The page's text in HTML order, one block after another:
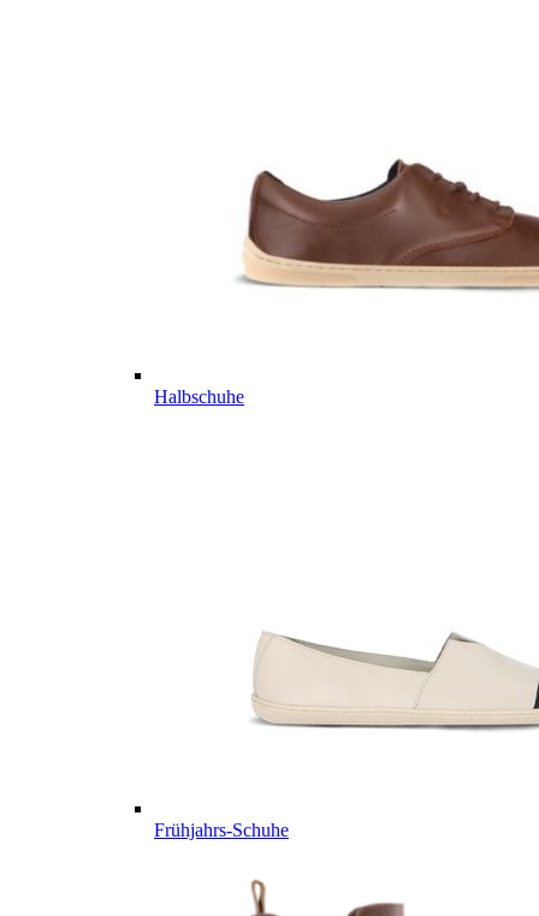
Halbschuhe
Frühjahrs-Schuhe